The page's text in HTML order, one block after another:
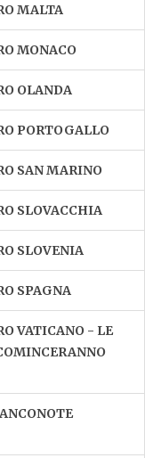
MALTA
MONACO
OLANDA
PORTOGALLO
SAN MARINO
SLOVACCHIA
SLOVENIA
SPAGNA
VATICANO - LE